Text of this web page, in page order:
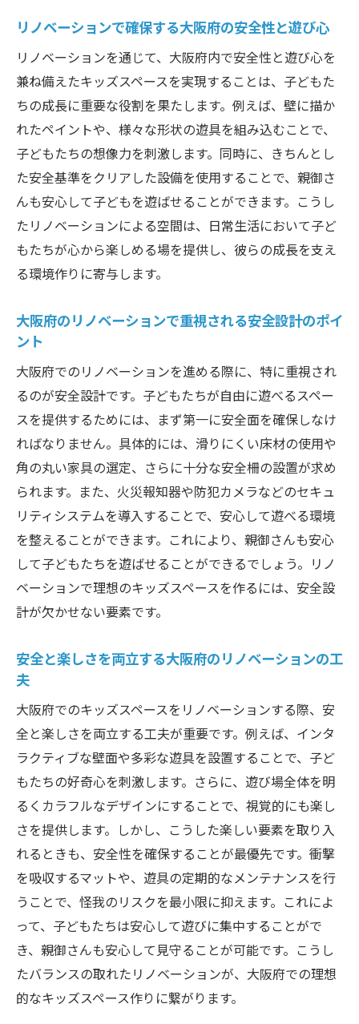
リノベーションで確保する大阪府の安全性と遊び心
リノベーションを通じて、大阪府内で安全性と遊び心を
兼ね備えたキッズスペースを実現することは、子どもた
ちの成長に重要な役割を果たします。例えば、壁に描か
れたペイントや、様々な形状の遊具を組み込むことで、
子どもたちの想像力を刺激します。同時に、きちんとし
た安全基準をクリアした設備を使用することで、親御さ
んも安心して子どもを遊ばせることができます。こうし
たリノベーションによる空間は、日常生活において子ど
もたちが心から楽しめる場を提供し、彼らの成長を支え
る環境作りに寄与します。
大阪府のリノベーションで重視される安全設計のポイ
ント
大阪府でのリノベーションを進める際に、特に重視され
るのが安全設計です。子どもたちが自由に遊べるスペー
スを提供するためには、まず第一に安全面を確保しなけ
ればなりません。具体的には、滑りにくい床材の使用や
角の丸い家具の選定、さらに十分な安全柵の設置が求め
られます。また、火災報知器や防犯カメラなどのセキュ
リティシステムを導入することで、安心して遊べる環境
を整えることができます。これにより、親御さんも安心
して子どもたちを遊ばせることができるでしょう。リノ
ベーションで理想のキッズスペースを作るには、安全設
計が欠かせない要素です。
安全と楽しさを両立する大阪府のリノベーションの工
夫
大阪府でのキッズスペースをリノベーションする際、安
全と楽しさを両立する工夫が重要です。例えば、インタ
ラクティブな壁面や多彩な遊具を設置することで、子ど
もたちの好奇心を刺激します。さらに、遊び場全体を明
るくカラフルなデザインにすることで、視覚的にも楽し
さを提供します。しかし、こうした楽しい要素を取り入
れるときも、安全性を確保することが最優先です。衝撃
を吸収するマットや、遊具の定期的なメンテナンスを行
うことで、怪我のリスクを最小限に抑えます。これによ
って、子どもたちは安心して遊びに集中することがで
き、親御さんも安心して見守ることが可能です。こうし
たバランスの取れたリノベーションが、大阪府での理想
的なキッズスペース作りに繋がります。